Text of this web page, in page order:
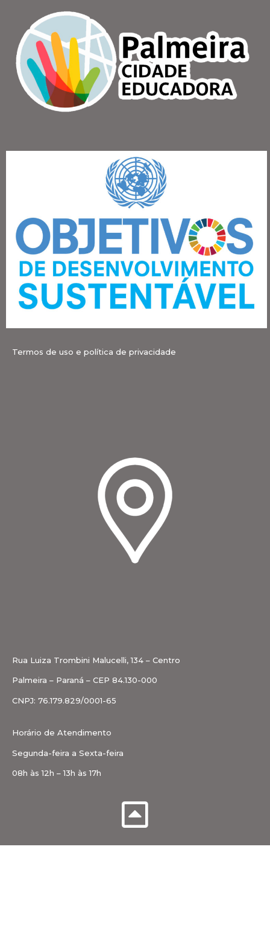
Termos de uso e política de privacidade
Rua Luiza Trombini Malucelli, 134 – Centro
Palmeira – Paraná – CEP 84.130-000
CNPJ: 76.179.829/0001-65
Horário de Atendimento
Segunda-feira a Sexta-feira
08h às 12h – 13h às 17h